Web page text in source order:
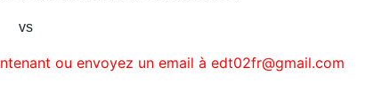
vs
ou envoyez un email à edt02fr@gmail.com